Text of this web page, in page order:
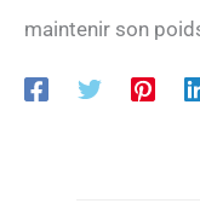
maintenir son